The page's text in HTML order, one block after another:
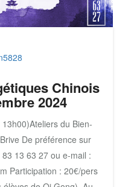
Chinois
2024
du Bien-
De préférence sur
13 63 27 ou e-mail :
Participation : 20€/pers